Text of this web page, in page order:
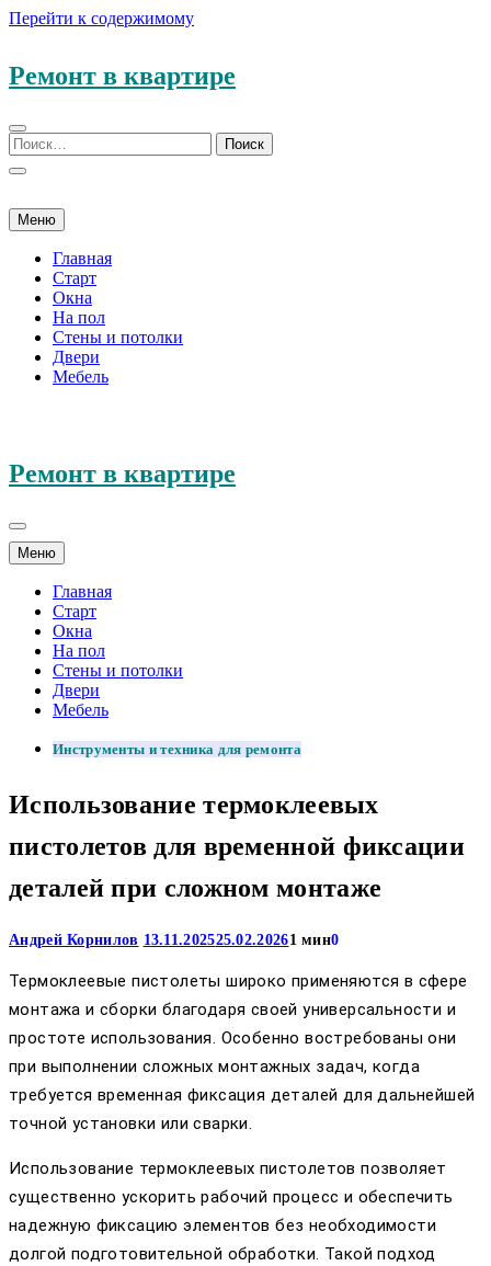
Перейти к содержимому
Ремонт в квартире
Меню
Главная
Старт
Окна
На пол
Стены и потолки
Двери
Мебель
Ремонт в квартире
Меню
Главная
Старт
Окна
На пол
Стены и потолки
Двери
Мебель
Инструменты и техника для ремонта
Использование термоклеевых
пистолетов для временной фиксации
деталей при сложном монтаже
Андрей Корнилов 13.11.202525.02.20261 мин0
Термоклеевые пистолеты широко применяются в сфере
монтажа и сборки благодаря своей универсальности и
простоте использования. Особенно востребованы они
при выполнении сложных монтажных задач, когда
требуется временная фиксация деталей для дальнейшей
точной установки или сварки.
Использование термоклеевых пистолетов позволяет
существенно ускорить рабочий процесс и обеспечить
надежную фиксацию элементов без необходимости
долгой подготовительной обработки. Такой подход